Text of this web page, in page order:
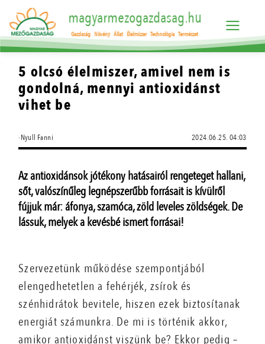
magyarmezogazdasag.hu
Gazdaság Növény Állat Élelmiszer Technológia Természet
5 olcsó élelmiszer, amivel nem is
gondolná, mennyi antioxidánst
vihet be
·Nyull Fanni 2024.06.25. 04:03
Az antioxidánsok jótékony hatásairól rengeteget hallani,
sőt, valószínűleg legnépszerűbb forrásait is kívülről
fújjuk már: áfonya, szamóca, zöld leveles zöldségek. De
lássuk, melyek a kevésbé ismert forrásai!
Szervezetünk működése szempontjából
elengedhetetlen a fehérjék, zsírok és
szénhidrátok bevitele, hiszen ezek biztosítanak
energiát számunkra. De mi is történik akkor,
amikor antioxidánst viszünk be? Ekkor pedig –